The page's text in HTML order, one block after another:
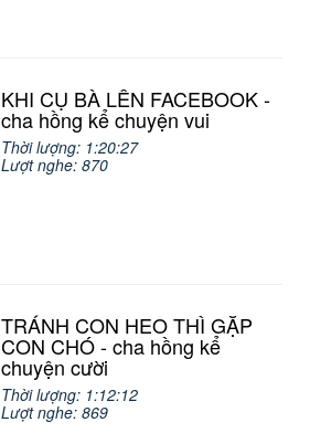
KHI CỤ BÀ LÊN FACEBOOK -
cha hồng kể chuyện vui
Thời lượng: 1:20:27
Lượt nghe: 870
TRÁNH CON HEO THÌ GẶP
CON CHÓ - cha hồng kể
chuyện cười
Thời lượng: 1:12:12
Lượt nghe: 869